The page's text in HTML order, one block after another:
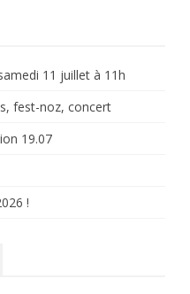
11 juillet à 11h
fest-noz, concert
19.07
!